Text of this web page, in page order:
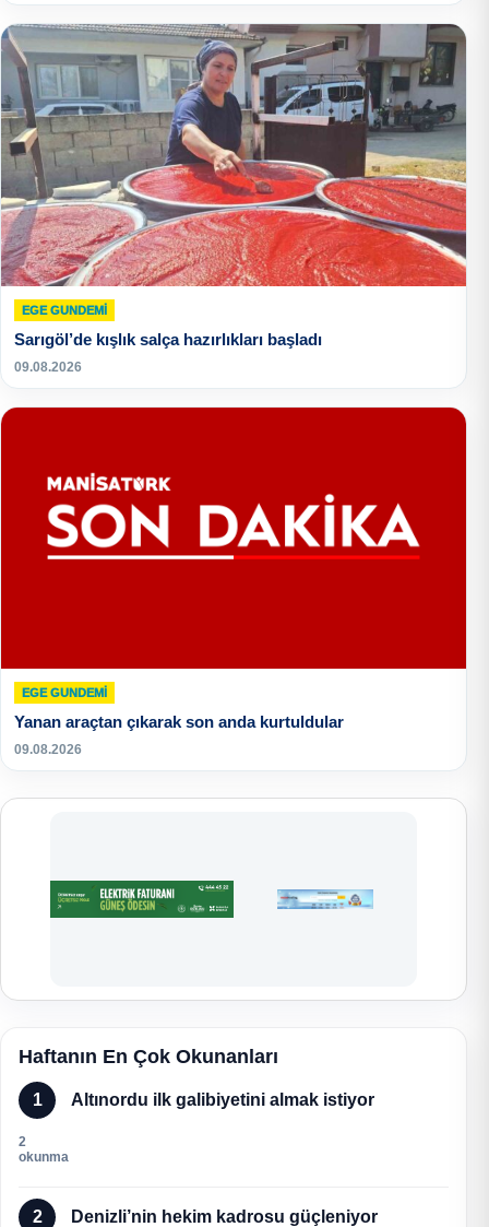
EGE GUNDEMİ
Sarıgöl’de kışlık salça hazırlıkları başladı
09.08.2026
EGE GUNDEMİ
Yanan araçtan çıkarak son anda kurtuldular
09.08.2026
Haftanın En Çok Okunanları
1 Altınordu ilk galibiyetini almak istiyor
2
okunma
2 Denizli’nin hekim kadrosu güçleniyor